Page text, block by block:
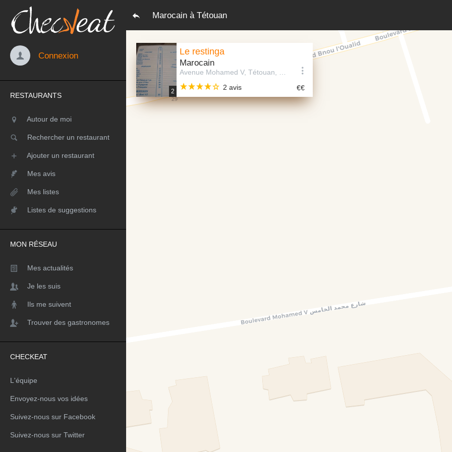
Marocain à Tétouan
Connexion
RESTAURANTS
Autour de moi
Rechercher un restaurant
Ajouter un restaurant
Mes avis
Mes listes
Listes de suggestions
MON RÉSEAU
Mes actualités
Je les suis
Ils me suivent
Trouver des gastronomes
CHECKEAT
L'équipe
Envoyez-nous vos idées
Suivez-nous sur Facebook
Suivez-nous sur Twitter
2
Le restinga
Marocain
2 avis